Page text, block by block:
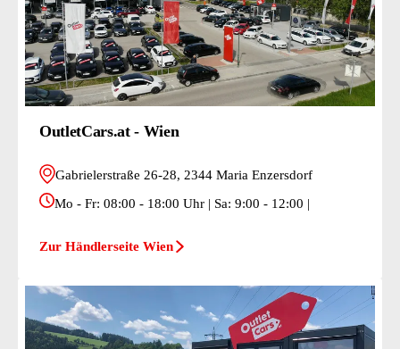
OutletCars.at - Wien
Gabrielerstraße 26-28, 2344 Maria Enzersdorf
Mo - Fr: 08:00 - 18:00 Uhr | Sa: 9:00 - 12:00 |
Zur Händlerseite Wien